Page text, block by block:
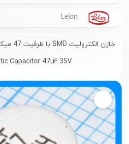
خازن الکترولیت SMD با ظرفیت 47 میکروفاراد و ولتاژ 35 ولت
Capacitor 47uF 35V